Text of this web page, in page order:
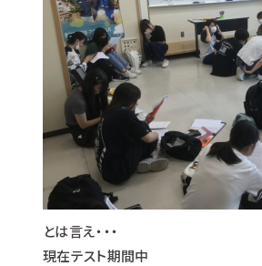
とは言え・・・
現在テスト期間中